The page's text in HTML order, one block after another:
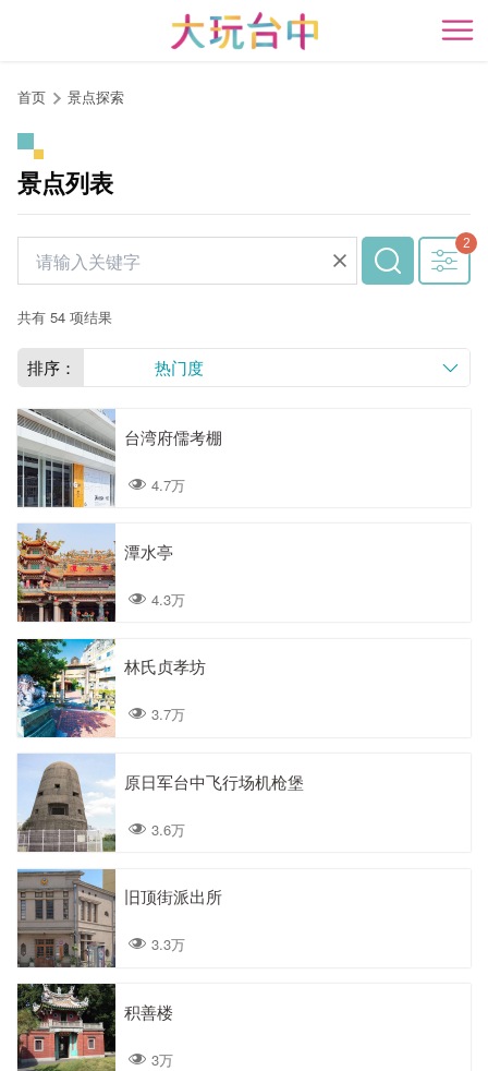
开
首页 景点探索
景点列表
共有 54 项结果
排序： 热门度
台湾府儒考棚
4.7万
潭水亭
4.3万
林氏贞孝坊
3.7万
原日军台中飞行场机枪堡
3.6万
旧顶街派出所
3.3万
积善楼
3万